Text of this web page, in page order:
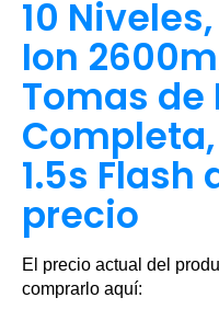
10
Ion
Tomas de
1.5s Flash
precio
El precio actual del
comprarlo aquí: